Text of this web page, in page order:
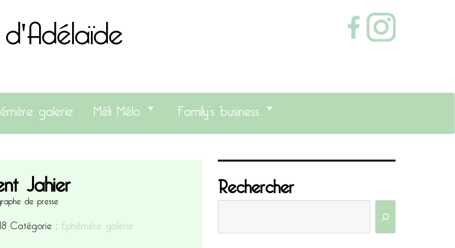
galerie Méli Mélo Family’s business
Jahier
de presse
Catégorie : Ephémère galerie
Rechercher